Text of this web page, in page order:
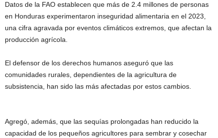
Datos de la FAO establecen que más de 2.4 millones de personas
en Honduras experimentaron inseguridad alimentaria en el 2023,
una cifra agravada por eventos climáticos extremos, que afectan la
producción agrícola.
El defensor de los derechos humanos aseguró que las
comunidades rurales, dependientes de la agricultura de
subsistencia, han sido las más afectadas por estos cambios.
Agregó, además, que las sequías prolongadas han reducido la
capacidad de los pequeños agricultores para sembrar y cosechar